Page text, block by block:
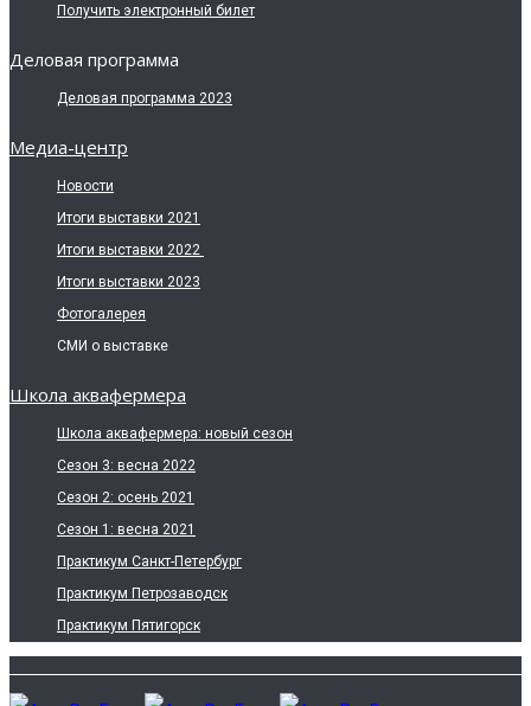
Получить электронный билет
Деловая программа
Деловая программа 2023
Медиа-центр
Новости
Итоги выставки 2021
Итоги выставки 2022
Итоги выставки 2023
Фотогалерея
СМИ о выставке
Школа аквафермера
Школа аквафермера: новый сезон
Сезон 3: весна 2022
Сезон 2: осень 2021
Сезон 1: весна 2021
Практикум Санкт-Петербург
Практикум Петрозаводск
Практикум Пятигорск